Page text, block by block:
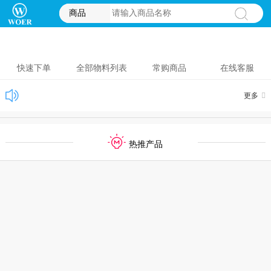
商品
快速下单 全部物料列表 常购商品 在线客服
更多
热推产品